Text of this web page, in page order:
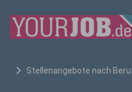
Stellenangebote nach